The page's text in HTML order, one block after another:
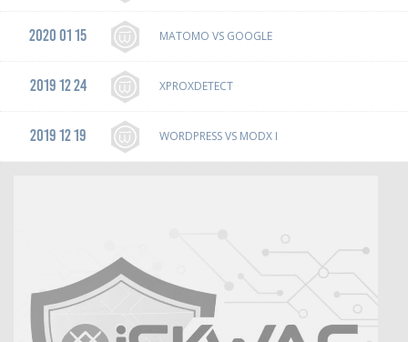
2020 01 15 MATOMO VS GOOGLE
2019 12 24 XPROXDETECT
2019 12 19 WORDPRESS VS MODX I